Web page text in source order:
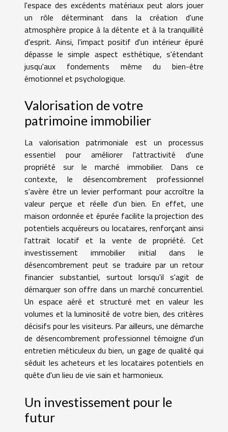
l'espace des excédents matériaux peut alors jouer
un rôle déterminant dans la création d'une
atmosphère propice à la détente et à la tranquillité
d'esprit. Ainsi, l'impact positif d'un intérieur épuré
dépasse le simple aspect esthétique, s'étendant
jusqu'aux fondements même du bien-être
émotionnel et psychologique.
Valorisation de votre
patrimoine immobilier
La valorisation patrimoniale est un processus
essentiel pour améliorer l'attractivité d'une
propriété sur le marché immobilier. Dans ce
contexte, le désencombrement professionnel
s'avère être un levier performant pour accroître la
valeur perçue et réelle d'un bien. En effet, une
maison ordonnée et épurée facilite la projection des
potentiels acquéreurs ou locataires, renforçant ainsi
l'attrait locatif et la vente de propriété. Cet
investissement immobilier initial dans le
désencombrement peut se traduire par un retour
financier substantiel, surtout lorsqu'il s'agit de
démarquer son offre dans un marché concurrentiel.
Un espace aéré et structuré met en valeur les
volumes et la luminosité de votre bien, des critères
décisifs pour les visiteurs. Par ailleurs, une démarche
de désencombrement professionnel témoigne d'un
entretien méticuleux du bien, un gage de qualité qui
séduit les acheteurs et les locataires potentiels en
quête d'un lieu de vie sain et harmonieux.
Un investissement pour le
futur